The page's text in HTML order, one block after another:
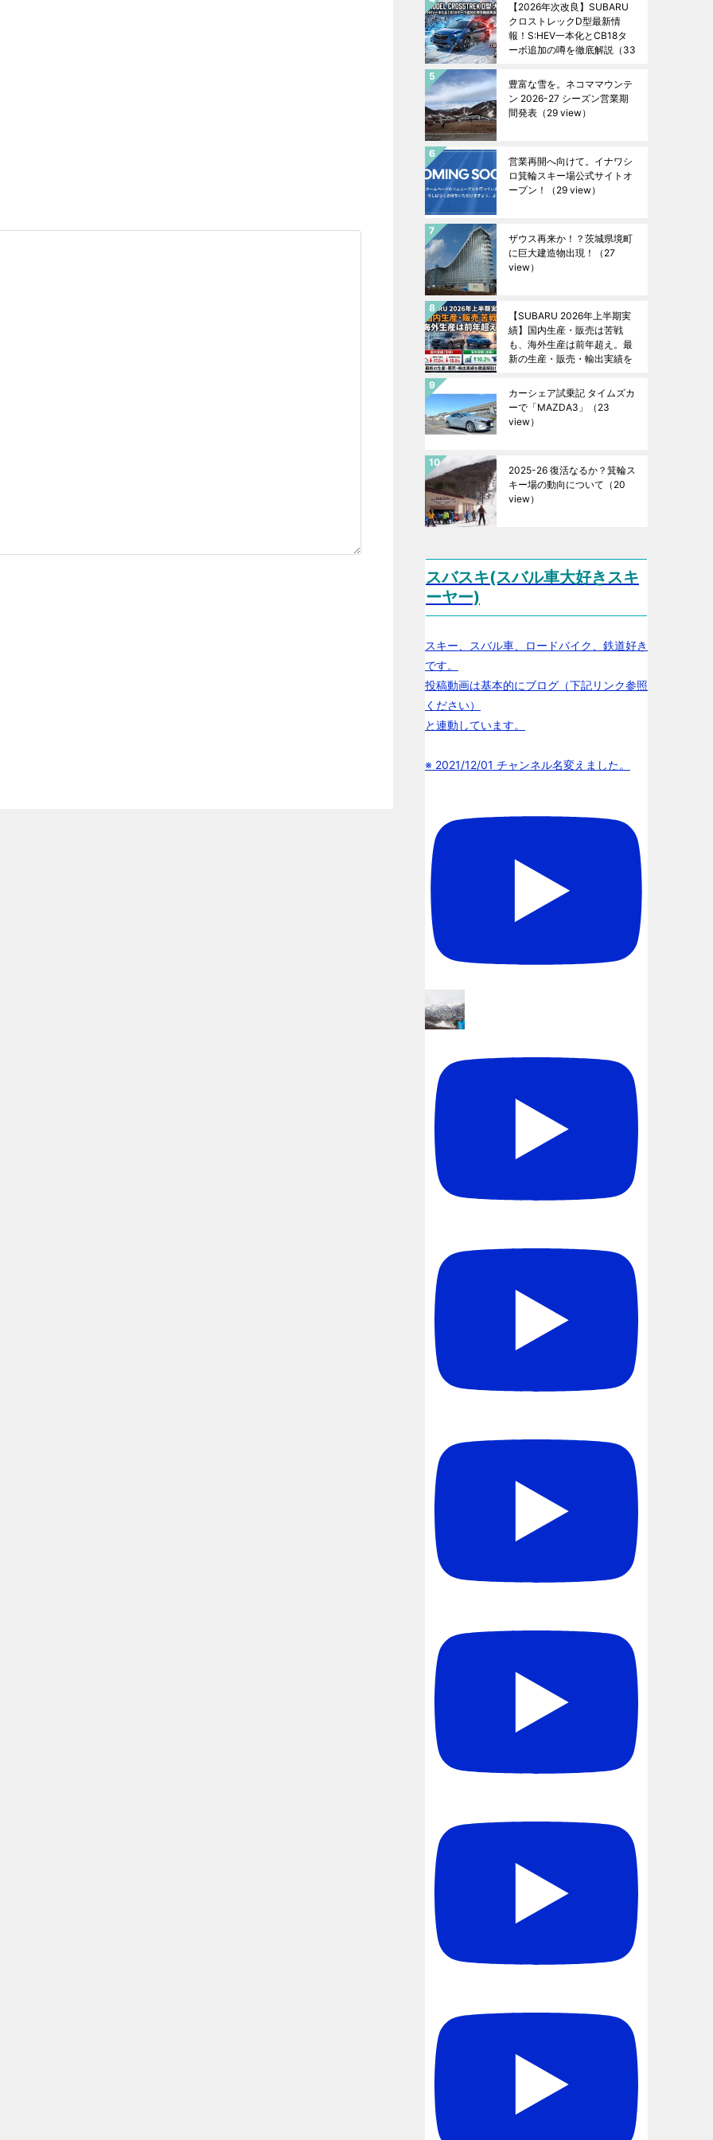
【2026年次改良】SUBARU
クロストレックD型最新情
報！S:HEV一本化とCB18タ
ーボ追加の噂を徹底解説 （33
豊富な雪を。ネコママウンテ
ン 2026-27 シーズン営業期
間発表 （29 view）
営業再開へ向けて。イナワシ
ロ箕輪スキー場公式サイトオ
ープン！
（29 view）
ザウス再来か！？茨城県境町
に巨大建造物出現！
（27
view）
【SUBARU 2026年上半期実
績】国内生産・販売は苦戦
も、海外生産は前年超え。最
新の生産・販売・輸出実績を
カーシェア試乗記 タイムズカ
ーで「MAZDA3」
（23
view）
2025-26 復活なるか？箕輪ス
キー場の動向について （20
view）
スバスキ(スバル車大好きスキ
ーヤー)
スキー、スバル車、ロードバイク、鉄道好き
です。
投稿動画は基本的にブログ（下記リンク参照
ください）
と連動しています。
※ 2021/12/01 チャンネル名変えました。